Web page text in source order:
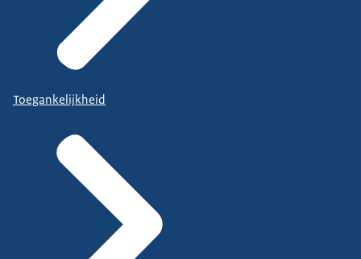
Toegankelijkheid